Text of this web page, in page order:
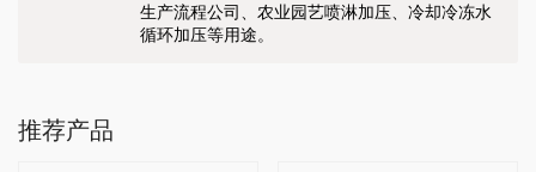
生产流程公司、农业园艺喷淋加压、冷却冷冻水
循环加压等用途。
推荐产品